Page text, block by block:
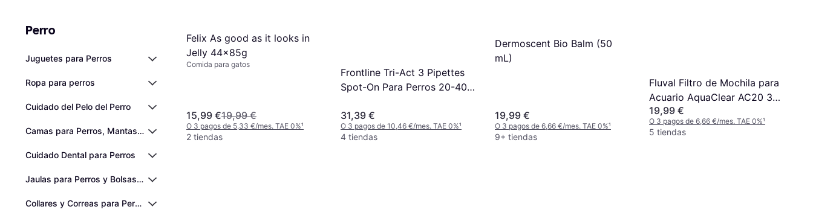
Perro
Juguetes para Perros
Ropa para perros
Cuidado del Pelo del Perro
Camas para Perros, Mantas para Perros y Alfombrillas Refrigerantes
Cuidado Dental para Perros
Jaulas para Perros y Bolsas de Transporte para Perros
Collares y Correas para Perros
Felix As good as it looks in
Jelly 44x85g
Comida para gatos
15,99 €19,99 €
O 3 pagos de 5,33 €/mes. TAE 0%¹
2 tiendas
Frontline Tri-Act 3 Pipettes
Spot-On Para Perros 20-40
31,39 €
O 3 pagos de 10,46 €/mes. TAE 0%¹
4 tiendas
Dermoscent Bio Balm (50
mL)
19,99 €
O 3 pagos de 6,66 €/mes. TAE 0%¹
9+ tiendas
Fluval Filtro de Mochila para
Acuario AquaClear AC20 379
lph
19,99 €
O 3 pagos de 6,66 €/mes. TAE 0%¹
5 tiendas